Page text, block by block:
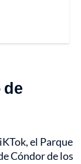
el Parque
Cóndor de los